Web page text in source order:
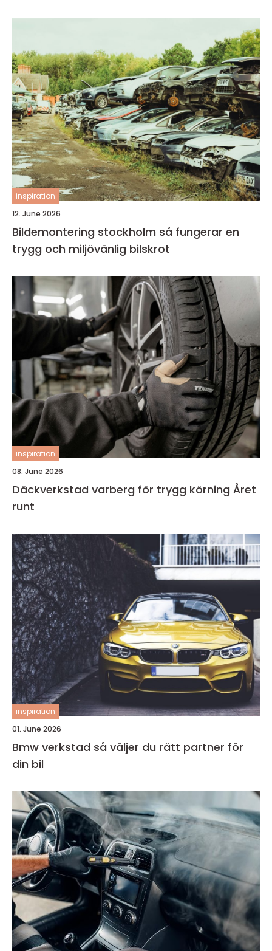
inspiration
12. June 2026
Bildemontering stockholm så fungerar en
trygg och miljövänlig bilskrot
inspiration
08. June 2026
Däckverkstad varberg för trygg körning Året
runt
inspiration
01. June 2026
Bmw verkstad så väljer du rätt partner för
din bil